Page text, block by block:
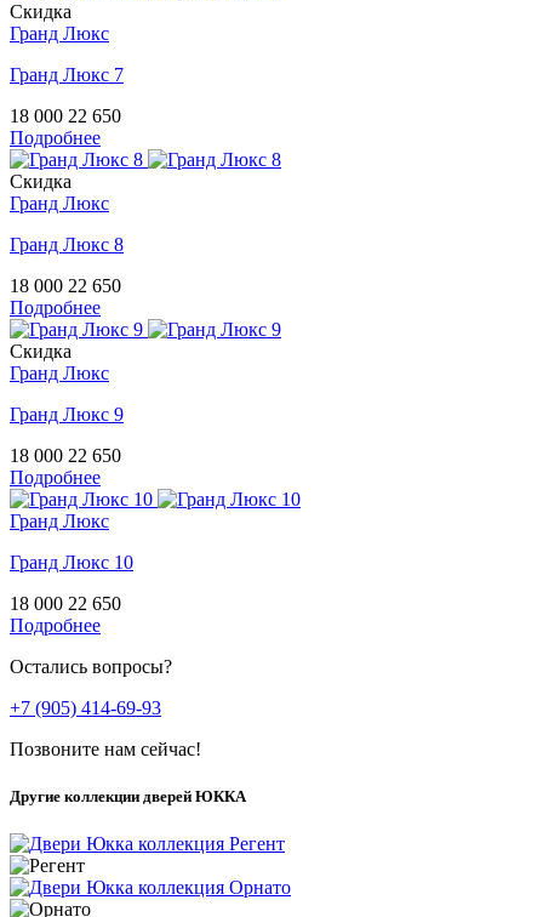
Скидка
Гранд Люкс
Гранд Люкс 7
18 000 22 650
Подробнее
Скидка
Гранд Люкс
Гранд Люкс 8
18 000 22 650
Подробнее
Скидка
Гранд Люкс
Гранд Люкс 9
18 000 22 650
Подробнее
Гранд Люкс
Гранд Люкс 10
18 000 22 650
Подробнее
Остались вопросы?
+7 (905) 414-69-93
Позвоните нам сейчас!
Другие коллекции дверей ЮККА